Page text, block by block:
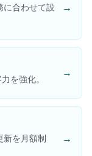
に合わせて設
→
を強化。
→
を月額制
→